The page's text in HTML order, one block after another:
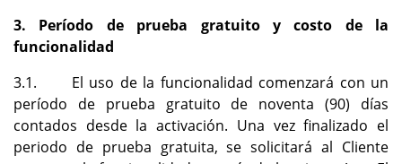
3. Período de prueba gratuito y costo de la
funcionalidad
3.1. El uso de la funcionalidad comenzará con un
período de prueba gratuito de noventa (90) días
contados desde la activación. Una vez finalizado el
periodo de prueba gratuita, se solicitará al Cliente